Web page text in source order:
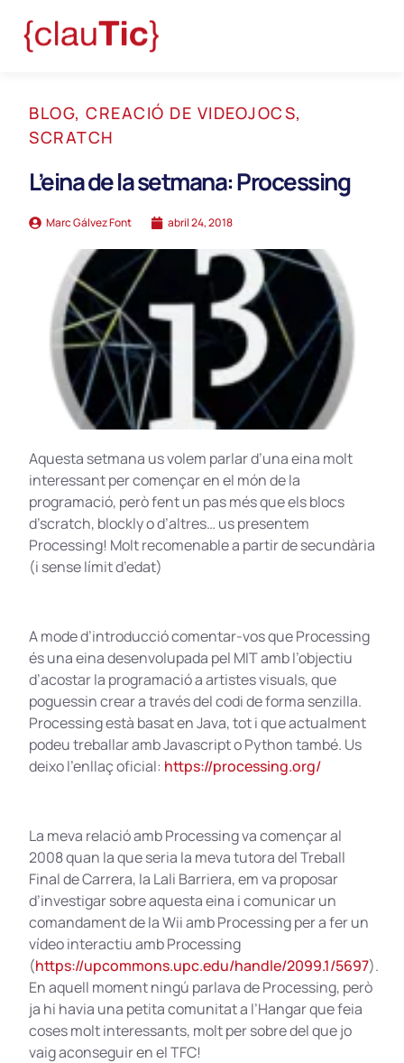
BLOG, CREACIÓ DE VIDEOJOCS,
SCRATCH
L’eina de la setmana: Processing
Marc Gálvez Font abril 24, 2018
Aquesta setmana us volem parlar d’una eina molt
interessant per començar en el món de la
programació, però fent un pas més que els blocs
d’scratch, blockly o d’altres… us presentem
Processing! Molt recomenable a partir de secundària
(i sense límit d’edat)
A mode d’introducció comentar-vos que Processing
és una eina desenvolupada pel MIT amb l’objectiu
d’acostar la programació a artistes visuals, que
poguessin crear a través del codi de forma senzilla.
Processing està basat en Java, tot i que actualment
podeu treballar amb Javascript o Python també. Us
deixo l’enllaç oficial: https://processing.org/
La meva relació amb Processing va començar al
2008 quan la que seria la meva tutora del Treball
Final de Carrera, la Lali Barriera, em va proposar
d’investigar sobre aquesta eina i comunicar un
comandament de la Wii amb Processing per a fer un
vídeo interactiu amb Processing
(https://upcommons.upc.edu/handle/2099.1/5697).
En aquell moment ningú parlava de Processing, però
ja hi havia una petita comunitat a l’Hangar que feia
coses molt interessants, molt per sobre del que jo
vaig aconseguir en el TFC!